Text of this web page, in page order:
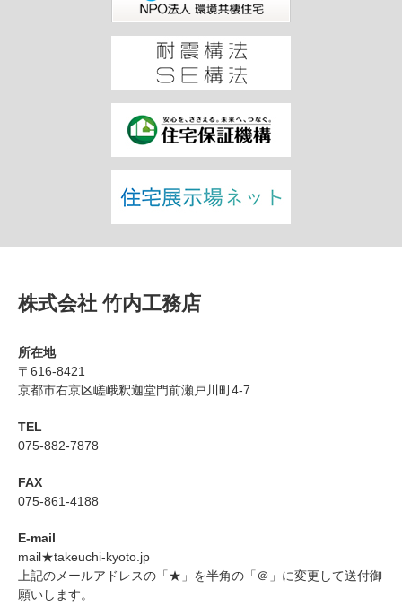
株式会社 竹内工務店
所在地
〒616-8421
京都市右京区嵯峨釈迦堂門前瀬戸川町4-7
TEL
075-882-7878
FAX
075-861-4188
E-mail
mail★takeuchi-kyoto.jp
上記のメールアドレスの「★」を半角の「＠」に変更して送付御
願いします。